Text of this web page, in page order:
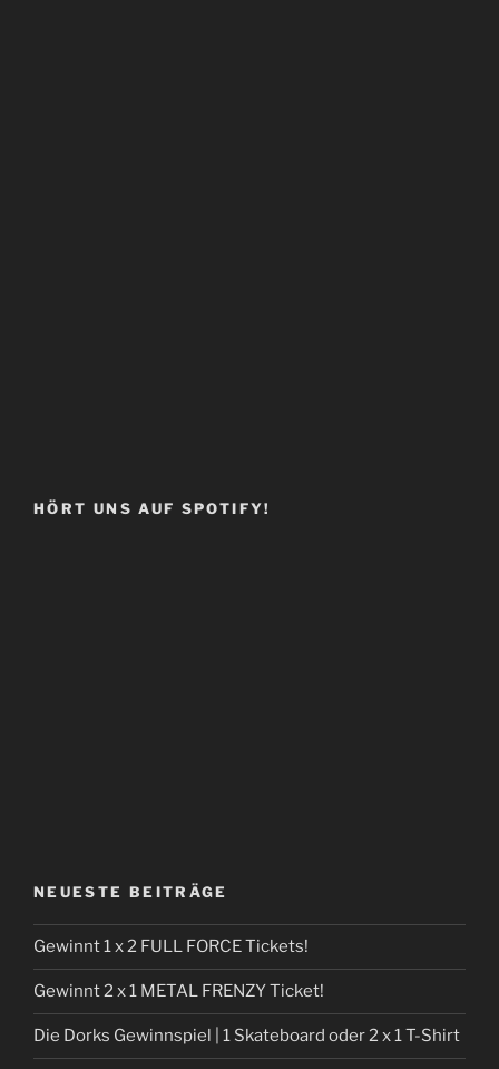
HÖRT UNS AUF SPOTIFY!
NEUESTE BEITRÄGE
Gewinnt 1 x 2 FULL FORCE Tickets!
Gewinnt 2 x 1 METAL FRENZY Ticket!
Die Dorks Gewinnspiel | 1 Skateboard oder 2 x 1 T-Shirt